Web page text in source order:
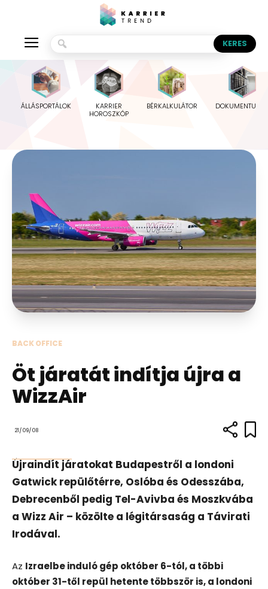
ÁLLÁSPORTÁLOK
KARRIER
HOROSZKÓP
BÉRKALKULÁTOR
BACK OFFICE
Öt járatát indítja újra a
WizzAir
21/09/08
Újraindít járatokat Budapestről a londoni
Gatwick repülőtérre, Oslóba és Odesszába,
Debrecenből pedig Tel-Avivba és Moszkvába
a Wizz Air – közölte a légitársaság a Távirati
Irodával.
Az Izraelbe induló gép október 6-tól, a többi
október 31-től repül hetente többször is, a londoni